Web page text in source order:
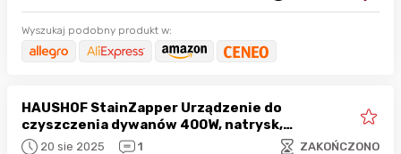
Wyszukaj podobny produkt w:
HAUSHOF StainZapper Urządzenie do
czyszczenia dywanów 400W, natrysk,
szorowanie i odkurzanie
20 sie 2025 1 ZAKOŃCZONO